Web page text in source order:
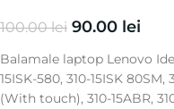
100.00lei 90.00 lei
Balamale laptop Lenovo
15ISK-580, 310-15ISK 80SM,
(With touch), 310-15ABR,